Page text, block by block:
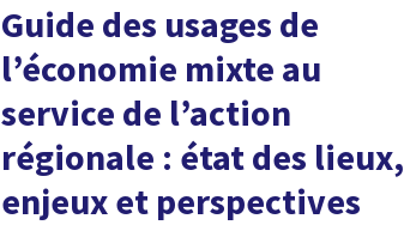
Guide des usages de
l’économie mixte au
service de l’action
régionale : état des lieux,
enjeux et perspectives